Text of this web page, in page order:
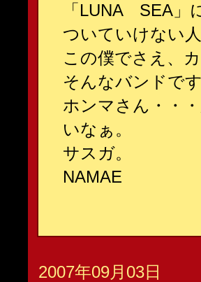
「LUNA SEA」
ついていけない
この僕でさえ、
そんなバンドで
ホンマさん・・
いなぁ。
サスガ。
NAMAE
2007年09月03日